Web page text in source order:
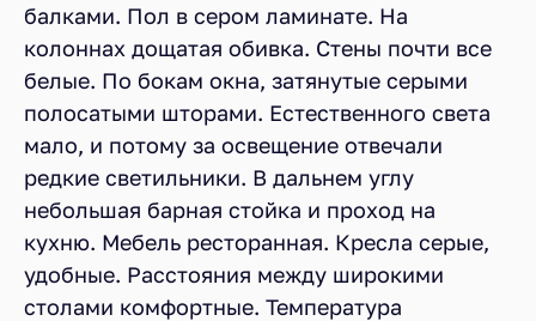
балками. Пол в сером ламинате. На
колоннах дощатая обивка. Стены почти все
белые. По бокам окна, затянутые серыми
полосатыми шторами. Естественного света
мало, и потому за освещение отвечали
редкие светильники. В дальнем углу
небольшая барная стойка и проход на
кухню. Мебель ресторанная. Кресла серые,
удобные. Расстояния между широкими
столами комфортные. Температура